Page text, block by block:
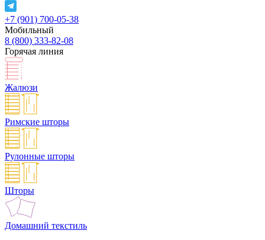
+7 (901) 700-05-38
Мобильный
8 (800) 333-82-08
Горячая линия
Жалюзи
Римские шторы
Рулонные шторы
Шторы
Домашний текстиль